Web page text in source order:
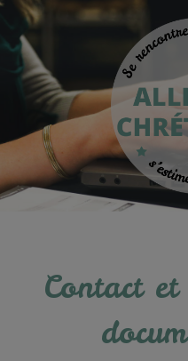
Contact